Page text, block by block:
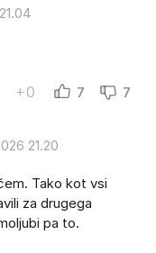
+0 7 7
21.20
Tako kot vsi
za drugega
pa to.